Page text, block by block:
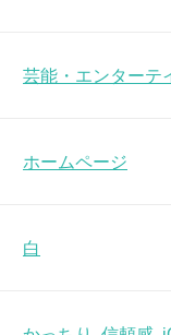
芸能・エンターテ
ホームページ
白